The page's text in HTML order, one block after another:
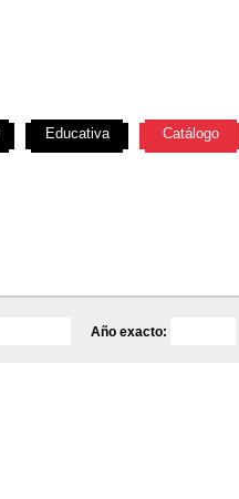
Año exacto:
Educativa Catálogo